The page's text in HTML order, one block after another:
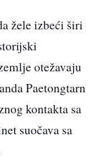
žele izbeći širi
otežavaju
Paetongtarn
kontakta sa
suočava sa